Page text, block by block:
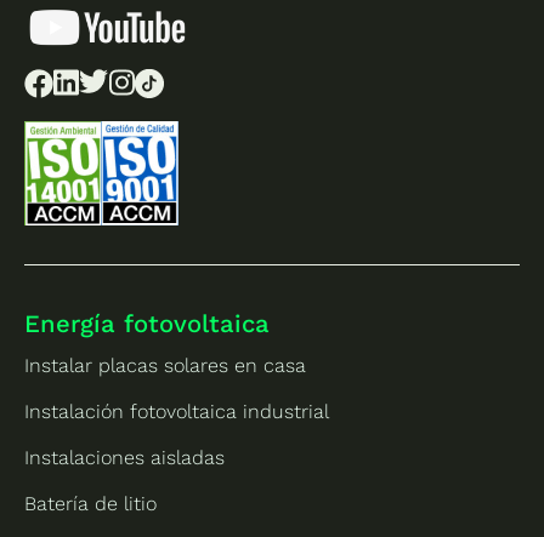
Energía fotovoltaica
Instalar placas solares en casa
Instalación fotovoltaica industrial
Instalaciones aisladas
Batería de litio